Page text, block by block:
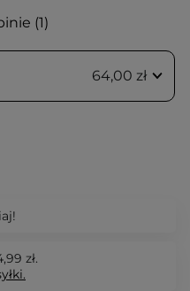
1
64,00 zł
zł.